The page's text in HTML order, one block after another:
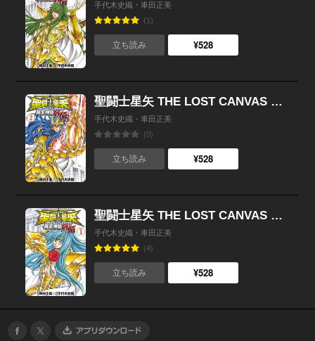
手代木史織・車田正美
(1)
立ち読み ¥528
聖闘士星矢 THE LOST CANVAS 冥王神話外伝 （2）
手代木史織・車田正美
(0)
立ち読み ¥528
聖闘士星矢 THE LOST CANVAS 冥王神話外伝 （1）
手代木史織・車田正美
(4)
立ち読み ¥528